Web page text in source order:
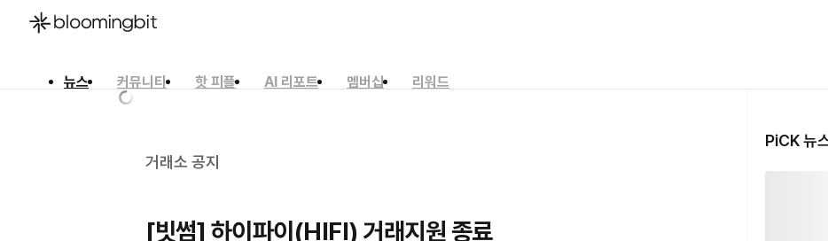
뉴스 커뮤니티 핫 피플 AI 리포트 멤버십
리워드
거래소 공지
[빗썸] 하이파이(HIFI) 거래지원 종료
PiCK 뉴